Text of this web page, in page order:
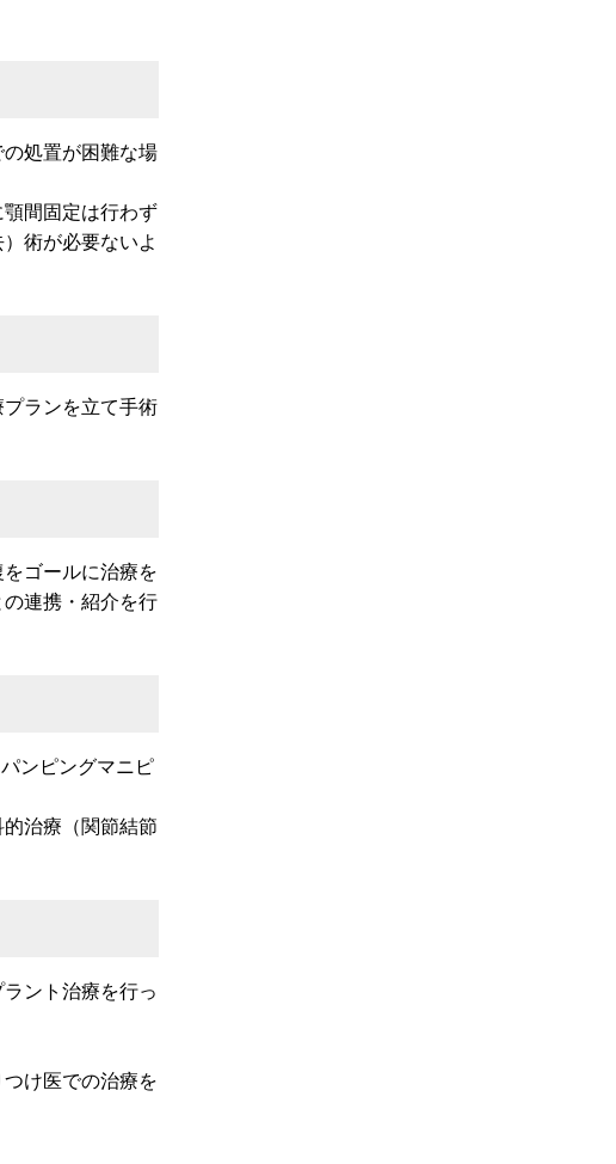
処置が困難な場
間固定は行わず
術が必要ないよ
ランを立て手術
ゴールに治療を
連携・紹介を行
ンピングマニピ
治療（関節結節
ント治療を行っ
け医での治療を